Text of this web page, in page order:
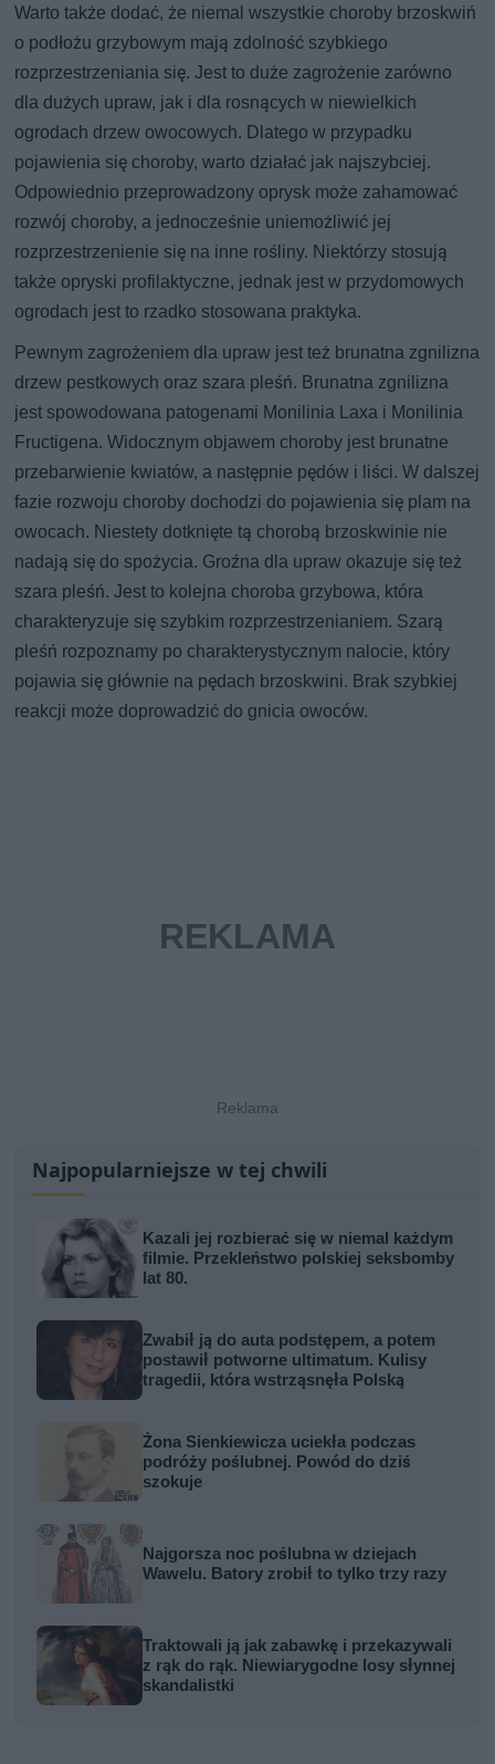
Warto także dodać, że niemal wszystkie choroby brzoskwiń
o podłożu grzybowym mają zdolność szybkiego
rozprzestrzeniania się. Jest to duże zagrożenie zarówno
dla dużych upraw, jak i dla rosnących w niewielkich
ogrodach drzew owocowych. Dlatego w przypadku
pojawienia się choroby, warto działać jak najszybciej.
Odpowiednio przeprowadzony oprysk może zahamować
rozwój choroby, a jednocześnie uniemożliwić jej
rozprzestrzenienie się na inne rośliny. Niektórzy stosują
także opryski profilaktyczne, jednak jest w przydomowych
ogrodach jest to rzadko stosowana praktyka.
Pewnym zagrożeniem dla upraw jest też brunatna zgnilizna
drzew pestkowych oraz szara pleśń. Brunatna zgnilizna
jest spowodowana patogenami Monilinia Laxa i Monilinia
Fructigena. Widocznym objawem choroby jest brunatne
przebarwienie kwiatów, a następnie pędów i liści. W dalszej
fazie rozwoju choroby dochodzi do pojawienia się plam na
owocach. Niestety dotknięte tą chorobą brzoskwinie nie
nadają się do spożycia. Groźna dla upraw okazuje się też
szara pleśń. Jest to kolejna choroba grzybowa, która
charakteryzuje się szybkim rozprzestrzenianiem. Szarą
pleśń rozpoznamy po charakterystycznym nalocie, który
pojawia się głównie na pędach brzoskwini. Brak szybkiej
reakcji może doprowadzić do gnicia owoców.
Najpopularniejsze w tej chwili
Kazali jej rozbierać się w niemal każdym
filmie. Przekleństwo polskiej seksbomby
lat 80.
Zwabił ją do auta podstępem, a potem
postawił potworne ultimatum. Kulisy
tragedii, która wstrząsnęła Polską
Żona Sienkiewicza uciekła podczas
podróży poślubnej. Powód do dziś
szokuje
Najgorsza noc poślubna w dziejach
Wawelu. Batory zrobił to tylko trzy razy
Traktowali ją jak zabawkę i przekazywali
z rąk do rąk. Niewiarygodne losy słynnej
skandalistki